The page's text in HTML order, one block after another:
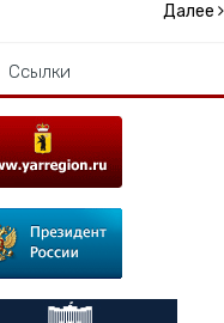
Далее
Ссылки